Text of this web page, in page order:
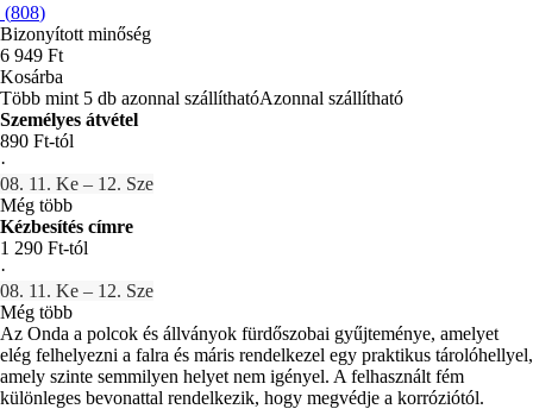
(808)
Bizonyított minőség
6 949 Ft
Kosárba
Több mint 5 db azonnal szállíthatóAzonnal szállítható
Személyes átvétel
890 Ft-tól
·
08. 11. Ke – 12. Sze
Még több
Kézbesítés címre
1 290 Ft-tól
·
08. 11. Ke – 12. Sze
Még több
Az Onda a polcok és állványok fürdőszobai gyűjteménye, amelyet
elég felhelyezni a falra és máris rendelkezel egy praktikus tárolóhellyel,
amely szinte semmilyen helyet nem igényel. A felhasznált fém
különleges bevonattal rendelkezik, hogy megvédje a korróziótól.